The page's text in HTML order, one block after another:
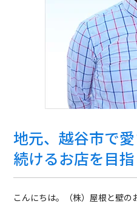
地元、越谷市で
続けるお店を目
こんにちは。（株）屋根と壁